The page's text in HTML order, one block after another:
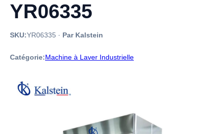
YR06335
SKU:YR06335 · Par Kalstein
Catégorie:Machine à Laver Industrielle